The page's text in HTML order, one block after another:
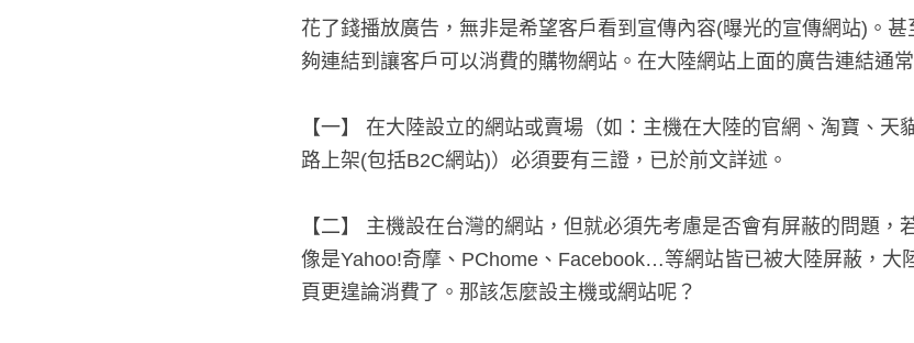
花了錢播放廣告，無非是希望客戶看到宣傳內容(曝光的宣傳網站)。
夠連結到讓客戶可以消費的購物網站。在大陸網站上面的廣告連結通
【一】 在大陸設立的網站或賣場（如：主機在大陸的官網、淘寶、天
上架(包括B2C網站)）必須要有三證，已於前文詳述。
【二】 主機設在台灣的網站，但就必須先考慮是否會有屏蔽的問題，
是Yahoo!奇摩、PChome、Facebook…等網站皆已被大陸屏蔽，大陸
更遑論消費了。那該怎麼設主機或網站呢？